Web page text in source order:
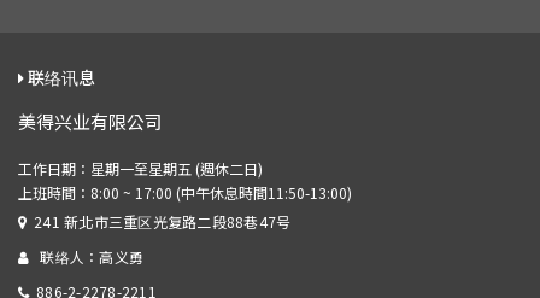
联络讯息
美得兴业有限公司
241 新北市三重区光复路二段88巷47号
联络人：高义勇
886-2-2278-2211